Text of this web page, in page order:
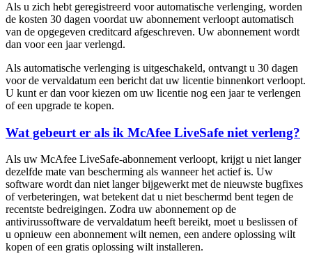
Als u zich hebt geregistreerd voor automatische verlenging, worden
de kosten 30 dagen voordat uw abonnement verloopt automatisch
van de opgegeven creditcard afgeschreven. Uw abonnement wordt
dan voor een jaar verlengd.
Als automatische verlenging is uitgeschakeld, ontvangt u 30 dagen
voor de vervaldatum een bericht dat uw licentie binnenkort verloopt.
U kunt er dan voor kiezen om uw licentie nog een jaar te verlengen
of een upgrade te kopen.
Wat gebeurt er als ik McAfee LiveSafe niet verleng?
Als uw McAfee LiveSafe-abonnement verloopt, krijgt u niet langer
dezelfde mate van bescherming als wanneer het actief is. Uw
software wordt dan niet langer bijgewerkt met de nieuwste bugfixes
of verbeteringen, wat betekent dat u niet beschermd bent tegen de
recentste bedreigingen. Zodra uw abonnement op de
antivirussoftware de vervaldatum heeft bereikt, moet u beslissen of
u opnieuw een abonnement wilt nemen, een andere oplossing wilt
kopen of een gratis oplossing wilt installeren.